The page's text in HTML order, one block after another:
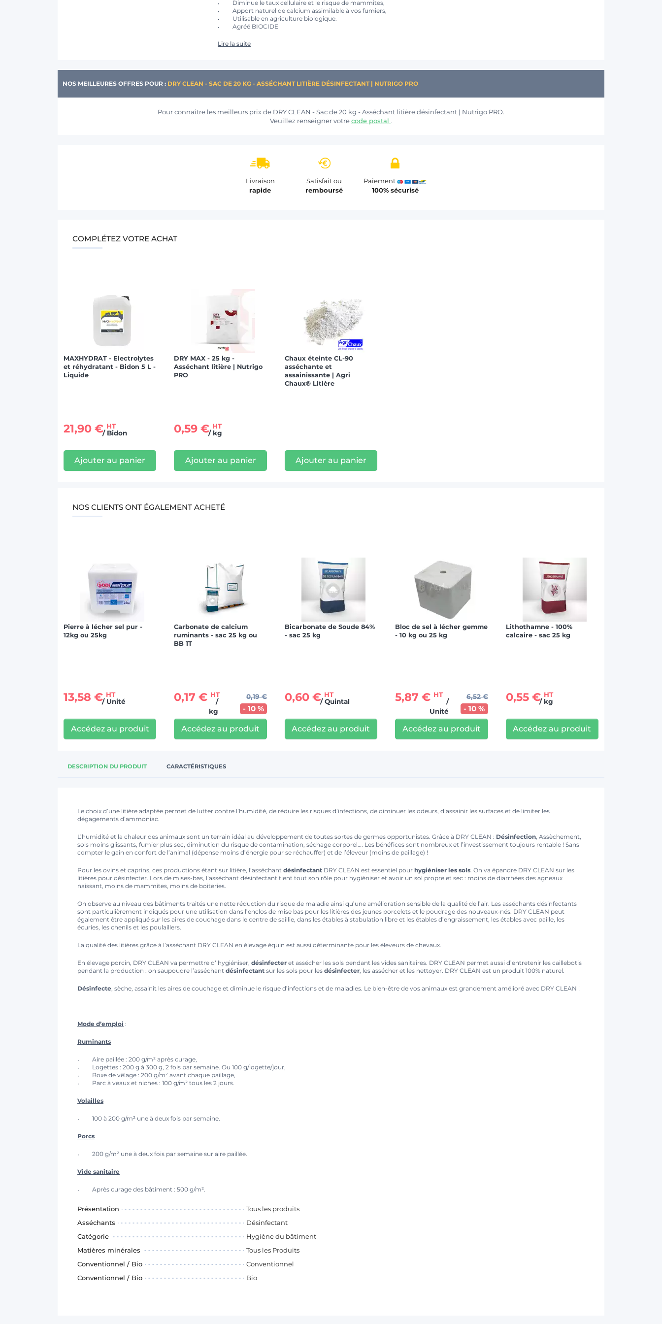
Diminue le taux cellulaire et le risque de mammites,
Apport naturel de calcium assimilable à vos fumiers,
Utilisable en agriculture biologique.
Agréé BIOCIDE
Lire la suite
NOS MEILLEURES OFFRES POUR : DRY CLEAN - SAC DE 20 KG - ASSÉCHANT LITIÈRE DÉSINFECTANT | NUTRIGO PRO
Pour connaître les meilleurs prix de DRY CLEAN - Sac de 20 kg - Asséchant litière désinfectant | Nutrigo PRO.
Veuillez renseigner votrecode postal .
Livraison
rapide
Satisfait ou
remboursé
Paiement
100% sécurisé
COMPLÉTEZ VOTRE ACHAT
MAXHYDRAT - Electrolytes
et réhydratant - Bidon 5 L -
Liquide
21,90 €HT
/ Bidon
Ajouter au panier
DRY MAX - 25 kg -
Asséchant litière | Nutrigo
PRO
0,59 €HT
/ kg
Ajouter au panier
Chaux éteinte CL-90
asséchante et
assainissante | Agri
Chaux® Litière
Ajouter au panier
NOS CLIENTS ONT ÉGALEMENT ACHETÉ
Pierre à lécher sel pur -
12kg ou 25kg
13,58 €HT
/ Unité
Accédez au produit
Carbonate de calcium
ruminants - sac 25 kg ou
BB 1T
0,17 € HT
/
kg
0,19 €
- 10 %
Accédez au produit
Bicarbonate de Soude 84%
- sac 25 kg
0,60 €HT
/ Quintal
Accédez au produit
Bloc de sel à lécher gemme
- 10 kg ou 25 kg
5,87 € HT
/
Unité
6,52 €
- 10 %
Accédez au produit
Lithothamne - 100%
calcaire - sac 25 kg
0,55 € HT
/ kg
Accédez au produit
DESCRIPTION DU PRODUIT CARACTÉRISTIQUES
Le choix d’une litière adaptée permet de lutter contre l’humidité, de réduire les risques d’infections, de diminuer les odeurs, d’assainir les surfaces et de limiter les
dégagements d’ammoniac.
L’humidité et la chaleur des animaux sont un terrain idéal au développement de toutes sortes de germes opportunistes. Grâce à DRY CLEAN : Désinfection, Assèchement,
sols moins glissants, fumier plus sec, diminution du risque de contamination, séchage corporel…. Les bénéfices sont nombreux et l’investissement toujours rentable ! Sans
compter le gain en confort de l’animal (dépense moins d’énergie pour se réchauffer) et de l’éleveur (moins de paillage) !
Pour les ovins et caprins, ces productions étant sur litière, l’asséchant désinfectant DRY CLEAN est essentiel pour hygiéniser les sols. On va épandre DRY CLEAN sur les
litières pour désinfecter. Lors de mises-bas, l’asséchant désinfectant tient tout son rôle pour hygiéniser et avoir un sol propre et sec : moins de diarrhées des agneaux
naissant, moins de mammites, moins de boiteries.
On observe au niveau des bâtiments traités une nette réduction du risque de maladie ainsi qu’une amélioration sensible de la qualité de l’air. Les asséchants désinfectants
sont particulièrement indiqués pour une utilisation dans l’enclos de mise bas pour les litières des jeunes porcelets et le poudrage des nouveaux-nés. DRY CLEAN peut
également être appliqué sur les aires de couchage dans le centre de saillie, dans les étables à stabulation libre et les étables d’engraissement, les étables avec paille, les
écuries, les chenils et les poulaillers.
La qualité des litières grâce à l’asséchant DRY CLEAN en élevage équin est aussi déterminante pour les éleveurs de chevaux.
En élevage porcin, DRY CLEAN va permettre d‘ hygiéniser, désinfecter et assécher les sols pendant les vides sanitaires. DRY CLEAN permet aussi d’entretenir les caillebotis
pendant la production : on saupoudre l’asséchant désinfectant sur les sols pour les désinfecter, les assécher et les nettoyer. DRY CLEAN est un produit 100% naturel.
Désinfecte, sèche, assainit les aires de couchage et diminue le risque d’infections et de maladies. Le bien-être de vos animaux est grandement amélioré avec DRY CLEAN !
Mode d’emploi :
Ruminants
Aire paillée : 200 g/m² après curage,
Logettes : 200 g à 300 g, 2 fois par semaine. Ou 100 g/logette/jour,
Boxe de vêlage : 200 g/m² avant chaque paillage,
Parc à veaux et niches : 100 g/m² tous les 2 jours.
Volailles
100 à 200 g/m² une à deux fois par semaine.
Porcs
200 g/m² une à deux fois par semaine sur aire paillée.
Vide sanitaire
Après curage des bâtiment : 500 g/m².
Présentation
Tous les produits
Asséchants
Désinfectant
Catégorie
Hygiène du bâtiment
Matières minérales
Tous les Produits
Conventionnel / Bio
Conventionnel
Conventionnel / Bio
Bio